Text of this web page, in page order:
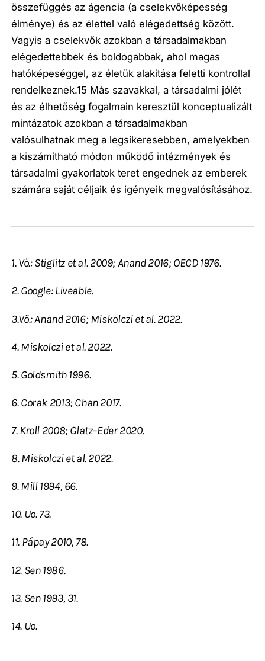
összefüggés az ágencia (a cselekvőképesség
élménye) és az élettel való elégedettség között.
Vagyis a cselekvők azokban a társadalmakban
elégedettebbek és boldogabbak, ahol magas
hatóképeséggel, az életük alakítása feletti kontrollal
rendelkeznek.15 Más szavakkal, a társadalmi jólét
és az élhetőség fogalmain keresztül konceptualizált
mintázatok azokban a társadalmakban
valósulhatnak meg a legsikeresebben, amelyekben
a kiszámítható módon működő intézmények és
társadalmi gyakorlatok teret engednek az emberek
számára saját céljaik és igényeik megvalósításához.
1. Vö.: Stiglitz et al. 2009; Anand 2016; OECD 1976.
2. Google: Liveable.
3.Vö.: Anand 2016; Miskolczi et al. 2022.
4. Miskolczi et al. 2022.
5. Goldsmith 1996.
6. Corak 2013; Chan 2017.
7. Kroll 2008; Glatz–Eder 2020.
8. Miskolczi et al. 2022.
9. Mill 1994, 66.
10. Uo. 73.
11. Pápay 2010, 78.
12. Sen 1986.
13. Sen 1993, 31.
14. Uo.